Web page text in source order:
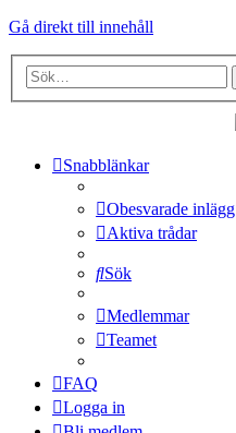
Gå direkt till innehåll
Snabblänkar
Obesvarade inlägg
Aktiva trådar
Sök
Medlemmar
Teamet
FAQ
Logga in